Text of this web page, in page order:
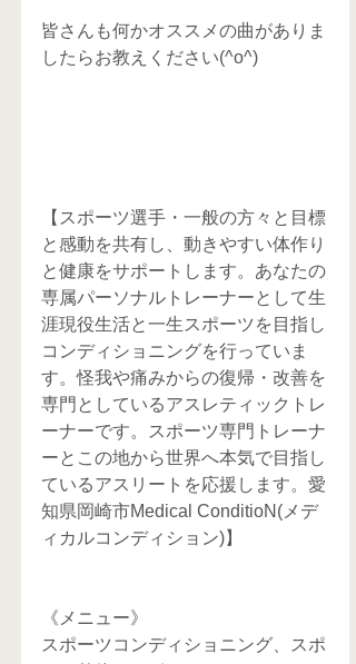
皆さんも何かオススメの曲がありま
したらお教えください(^o^)
【スポーツ選手・一般の方々と目標
と感動を共有し、動きやすい体作り
と健康をサポートします。あなたの
専属パーソナルトレーナーとして生
涯現役生活と一生スポーツを目指し
コンディショニングを行っていま
す。怪我や痛みからの復帰・改善を
専門としているアスレティックトレ
ーナーです。スポーツ専門トレーナ
ーとこの地から世界へ本気で目指し
ているアスリートを応援します。愛
知県岡崎市Medical ConditioN(メデ
ィカルコンディション)】
《メニュー》
スポーツコンディショニング、スポ